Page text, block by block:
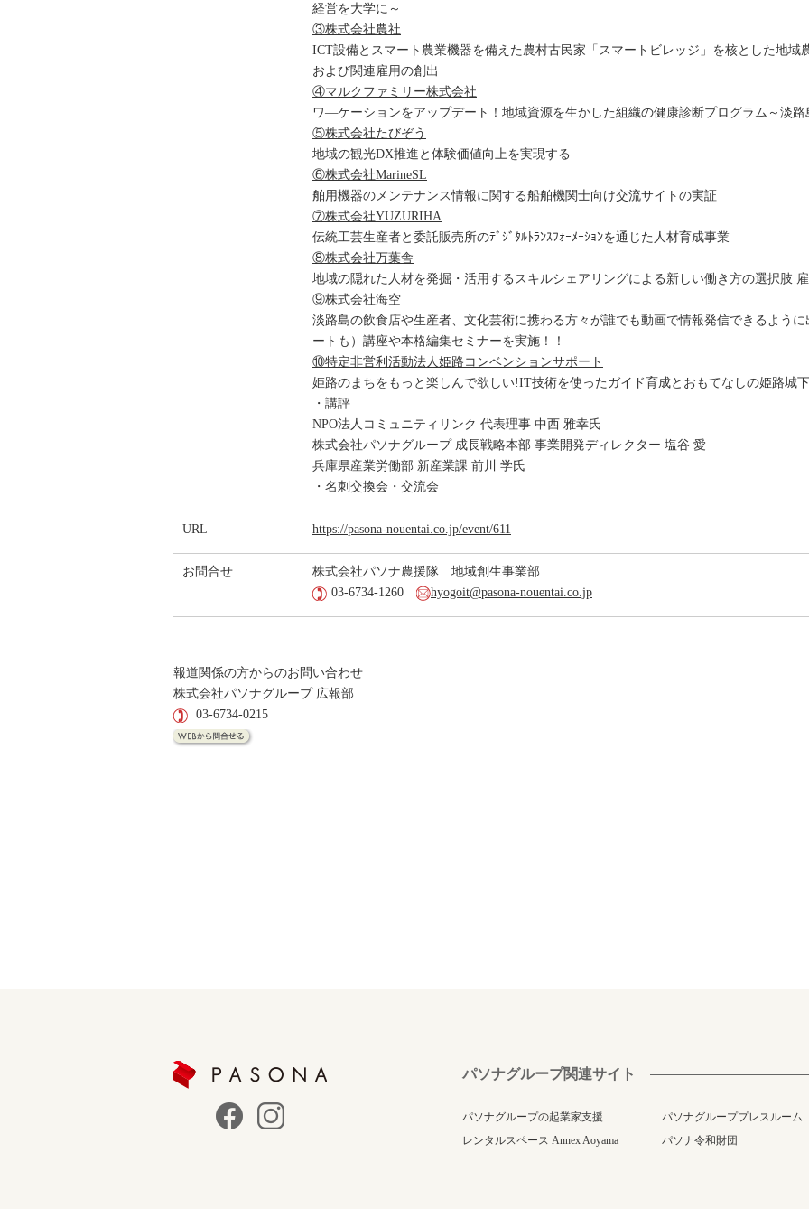
経営を大学に～
③株式会社農社
ICT設備とスマート農業機器を備えた農村古民家「スマートビレッジ」を核とした地
および関連雇用の創出
④マルクファミリー株式会社
ワ―ケーションをアップデート！地域資源を生かした組織の健康診断プログラム～淡路
⑤株式会社たびぞう
地域の観光DX推進と体験価値向上を実現する
⑥株式会社MarineSL
舶用機器のメンテナンス情報に関する船舶機関士向け交流サイトの実証
⑦株式会社YUZURIHA
伝統工芸生産者と委託販売所のﾃﾞｼﾞﾀﾙﾄﾗﾝｽﾌｫｰﾒｰｼｮﾝを通じた人材育成事業
⑧株式会社万葉舎
地域の隠れた人材を発掘・活用するスキルシェアリングによる新しい働き方の選択肢
⑨株式会社海空
淡路島の飲食店や生産者、文化芸術に携わる方々が誰でも動画で情報発信できるよう
ートも）講座や本格編集セミナーを実施！！
⑩特定非営利活動法人姫路コンベンションサポート
姫路のまちをもっと楽しんで欲しい!IT技術を使ったガイド育成とおもてなしの姫路城
・講評
NPO法人コミュニティリンク 代表理事 中西 雅幸氏
株式会社パソナグループ 成長戦略本部 事業開発ディレクター 塩谷 愛
兵庫県産業労働部 新産業課 前川 学氏
・名刺交換会・交流会
URL https://pasona-nouentai.co.jp/event/611
お問合せ
株式会社パソナ農援隊 地域創生事業部
03-6734-1260
hyogoit@pasona-nouentai.co.jp
報道関係の方からのお問い合わせ
株式会社パソナグループ 広報部
03-6734-0215
パソナグループ関連サイト
パソナグループの起業家支援 パソナグループプレスルーム
レンタルスペース Annex Aoyama
パソナ令和財団